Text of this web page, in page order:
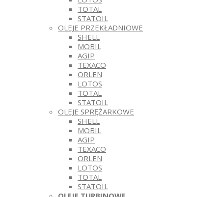
TOTAL
STATOIL
OLEJE PRZEKŁADNIOWE
SHELL
MOBIL
AGIP
TEXACO
ORLEN
LOTOS
TOTAL
STATOIL
OLEJE SPRĘŻARKOWE
SHELL
MOBIL
AGIP
TEXACO
ORLEN
LOTOS
TOTAL
STATOIL